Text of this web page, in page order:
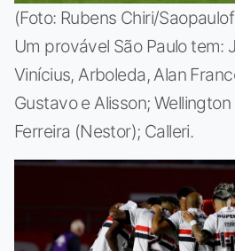
(Foto: Rubens Chiri/
Um provável São Paulo tem:
Vinícius, Arboleda, Alan
Gustavo e Alisson;
Ferreira (Nestor); Calleri.